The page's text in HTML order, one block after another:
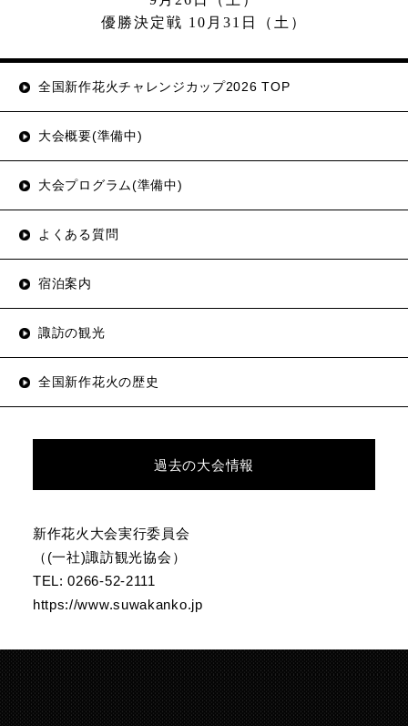
優勝決定戦 10月31日（土）
全国新作花火チャレンジカップ2026 TOP
大会概要(準備中)
大会プログラム(準備中)
よくある質問
宿泊案内
諏訪の観光
全国新作花火の歴史
過去の大会情報
新作花火大会実行委員会
（(一社)諏訪観光協会）
TEL: 0266-52-2111
https://www.suwakanko.jp